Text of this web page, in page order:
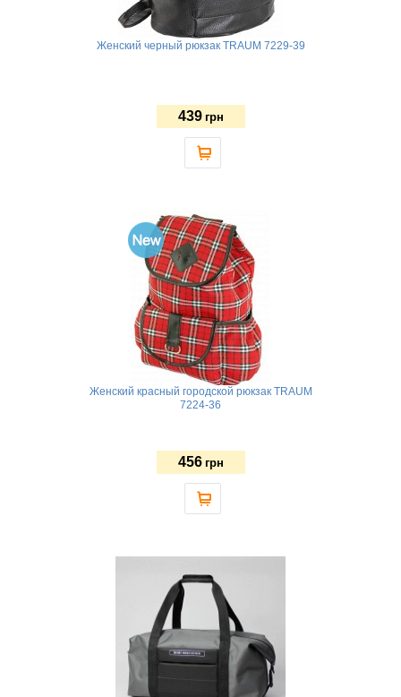
Женский черный рюкзак TRAUM 7229-39
439 грн
Женский красный городской рюкзак TRAUM
7224-36
456 грн